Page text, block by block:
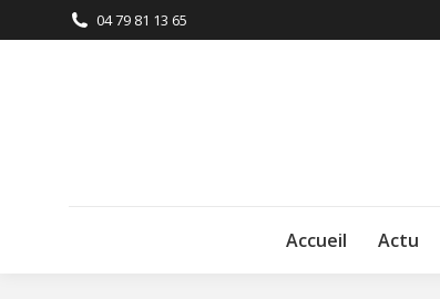
04 79 81 13 65
Accueil Actu